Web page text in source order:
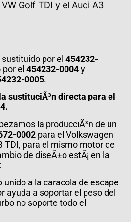
Golf TDI y el Audi A3
por el 454232-
el 454232-0004y
0005.
sustituciÃ³n directa para el
la producciÃ³n de un
0002 para el Volkswagen
TDI, para el mismo motor de
de diseÃ±o estÃ¡ en la
unido a la caracola de escape
ayuda a soportar el peso del
no soporte todo el